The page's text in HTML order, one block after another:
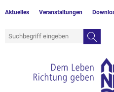
Aktuelles Veranstaltungen